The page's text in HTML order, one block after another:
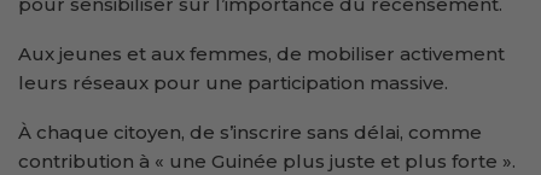
Aux jeunes et aux femmes, de mobiliser activement
leurs réseaux pour une participation massive.
À chaque citoyen, de s’inscrire sans délai, comme
contribution à « une Guinée plus juste et plus forte ».